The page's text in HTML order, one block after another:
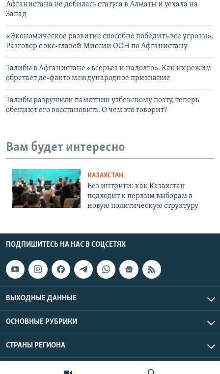
Афганистана не добилась статуса в Алматы и уехала на
Запад
«Экономическое развитие способно победить все угрозы».
Разговор с экс-главой Миссии ООН по Афганистану
Талибы в Афганистане «всерьез и надолго». Как их режим
обретает де-факто международное признание
Талибы разрушили памятник узбекскому поэту, теперь
обещают его восстановить. О чем это говорит?
Вам будет интересно
КАЗАХСТАН
Без интриги: как Казахстан
подходит к первым выборам в
новую политическую структуру
ПОДПИШИТЕСЬ НА НАС В СОЦСЕТЯХ
ВЫХОДНЫЕ ДАННЫЕ
ОСНОВНЫЕ РУБРИКИ
СТРАНЫ РЕГИОНА
Азаттык Азия © 2026 RFE/RL, Inc. | Все права защищены.